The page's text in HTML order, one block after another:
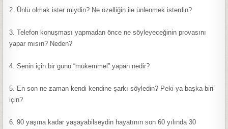
2. Ünlü olmak ister miydin? Ne özelliğin ile ünlenmek isterdin?
3. Telefon konuşması yapmadan önce ne söyleyeceğinin provasını
yapar mısın? Neden?
4. Senin için bir günü “mükemmel” yapan nedir?
5. En son ne zaman kendi kendine şarkı söyledin? Peki ya başka biri
için?
6. 90 yaşına kadar yaşayabilseydin hayatının son 60 yılında 30